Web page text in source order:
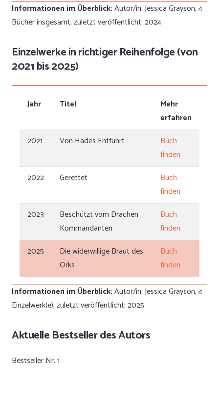
Informationen im Überblick:Autor/in: Jessica Grayson, 4
Bücher insgesamt, zuletzt veröffentlicht: 2024
Einzelwerke in richtiger Reihenfolge (von
2021 bis 2025)
Jahr Titel
Mehr
erfahren
2021
Von Hades Entführt
Buch
finden
2022
Gerettet
Buch
finden
2023
Beschützt vom Drachen
Kommandanten
Buch
finden
2025
Die widerwillige Braut des
Orks
Buch
finden
Informationen im Überblick:Autor/in: Jessica Grayson, 4
Einzelwerk(e), zuletzt veröffentlicht: 2025
Aktuelle Bestseller des Autors
Bestseller Nr. 1